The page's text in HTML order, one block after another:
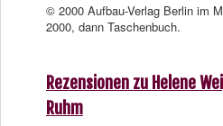
© 2000 Aufbau-Verlag Berlin im
2000, dann Taschenbuch.
Rezensionen zu Helene
Ruhm